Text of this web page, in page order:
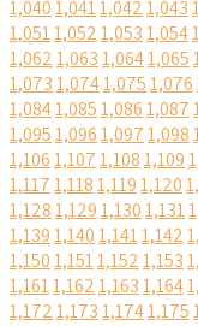
1,0401,0411,0421,043
1,0511,0521,0531,054
1,0621,0631,0641,065
1,0731,0741,0751,076
1,0841,0851,0861,087
1,0951,0961,0971,098
1,1061,1071,1081,109
1,1171,1181,1191,120
1,1281,1291,1301,131
1,1391,1401,1411,142
1,1501,1511,1521,153
1,1611,1621,1631,164
1,1721,1731,1741,175